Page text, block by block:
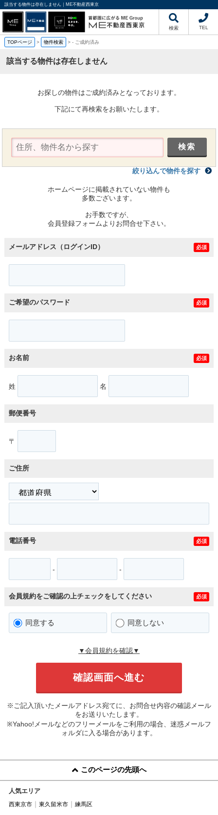
該当する物件は存在しません｜ME不動産西東京
検索 TEL
TOPページ > 物件検索 >- ご成約済み
該当する物件は存在しません
お探しの物件はご成約済みとなっております。
下記にて再検索をお願いたします。
絞り込んで物件を探す
ホームページに掲載されていない物件も
多数ございます。
お手数ですが、
会員登録フォームよりお問合せ下さい。
メールアドレス（ログインID） 必須
ご希望のパスワード 必須
お名前 必須
姓 名
郵便番号
〒
ご住所
電話番号 必須
- -
会員規約をご確認の上チェックをしてください 必須
同意する 同意しない
▼会員規約を確認▼
※ご記入頂いたメールアドレス宛てに、お問合せ内容の確認メール
をお送りいたします。
※Yahoo!メールなどのフリーメールをご利用の場合、迷惑メールフ
ォルダに入る場合があります。
このページの先頭へ
人気エリア
西東京市 東久留米市 練馬区